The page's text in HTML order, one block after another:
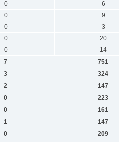
0 6
0 9
0 3
0 20
0 14
7 751
3 324
2 147
0 223
0 161
1 147
0 209